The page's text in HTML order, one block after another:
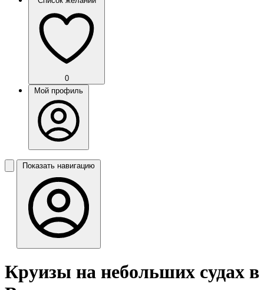
0
Мой профиль
Показать навигацию
Круизы на небольших судах в